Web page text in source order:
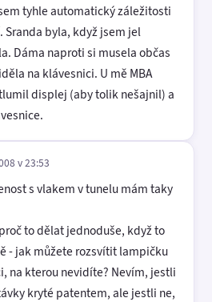
tyhle automatický záležitosti
byla, když jsem jel
Dáma naproti si musela občas
na klávesnici. U mě MBA
displej (aby tolik nešajnil) a
v 23:53
s vlakem v tunelu mám taky
to dělat jednoduše, když to
- jak můžete rozsvítit lampičku
na kterou nevidíte? Nevím, jestli
kryté patentem, ale jestli ne,